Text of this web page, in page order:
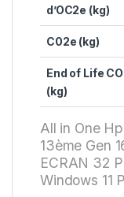
d’OC2e (kg)
C02e (kg)
End of Life
(kg)
All in One
13ème Gen
ECRAN 32
Windows 11